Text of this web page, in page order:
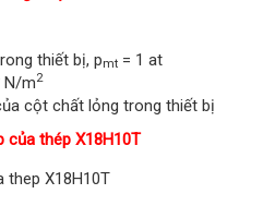
thiết bị, pmt = 1 at
N/m2
cột chất lỏng trong thiết bị
của thép X18H10T